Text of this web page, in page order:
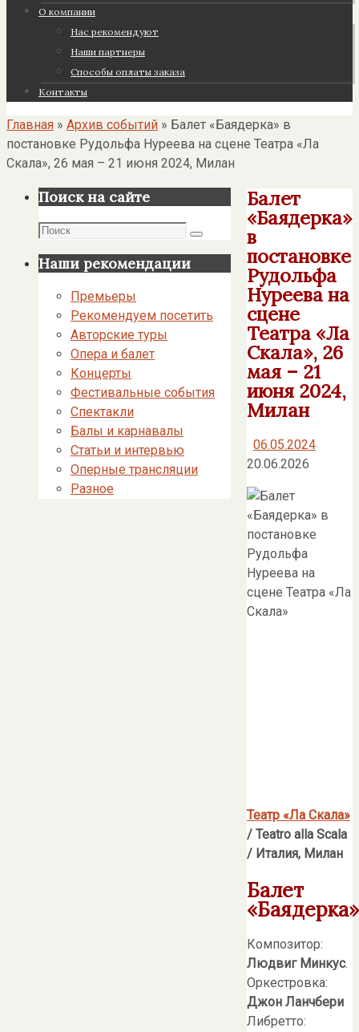
О компании
Нас рекомендуют
Наши партнеры
Cпособы оплаты заказа
Контакты
Главная » Архив событий » Балет «Баядерка» в
постановке Рудольфа Нуреева на сцене Театра «Ла
Скала», 26 мая – 21 июня 2024, Милан
Балет
«Баядерка»
в
постановке
Рудольфа
Нуреева на
сцене
Театра «Ла
Скала», 26
мая – 21
июня 2024,
Милан
06.05.2024
20.06.2026
Театр «Ла Скала»
/ Teatro alla Scala
/ Италия, Милан
Балет
«Баядерка»
Композитор:
Людвиг Минкус.
Оркестровка:
Джон Ланчбери
Либретто:
Поиск на сайте
Поиск
Поиск
Наши рекомендации
Премьеры
Рекомендуем посетить
Авторские туры
Опера и балет
Концерты
Фестивальные события
Спектакли
Балы и карнавалы
Статьи и интервью
Оперные трансляции
Разное